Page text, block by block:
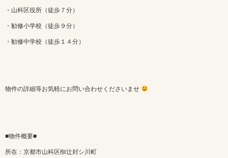
・山科区役所（徒歩７分）
・勧修小学校（徒歩９分）
・勧修中学校（徒歩１４分）
物件の詳細等お気軽にお問い合わせくださいませ
■物件概要■
所在：京都市山科区椥辻封シ川町